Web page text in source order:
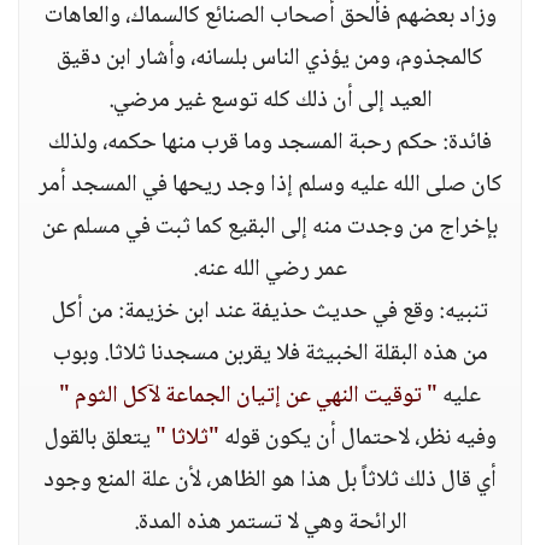
وزاد بعضهم فألحق أصحاب الصنائع كالسماك، والعاهات
كالمجذوم، ومن يؤذي الناس بلسانه، وأشار ابن دقيق
العيد إلى أن ذلك كله توسع غير مرضي.
فائدة: حكم رحبة المسجد وما قرب منها حكمه، ولذلك
كان صلى الله عليه وسلم إذا وجد ريحها في المسجد أمر
بإخراج من وجدت منه إلى البقيع كما ثبت في مسلم عن
عمر رضي الله عنه.
تنبيه: وقع في حديث حذيفة عند ابن خزيمة: من أكل
من هذه البقلة الخبيثة فلا يقربن مسجدنا ثلاثا. وبوب
عليه" توقيت النهي عن إتيان الجماعة لآكل الثوم "
وفيه نظر، لاحتمال أن يكون قوله"ثلاثا "يتعلق بالقول
أي قال ذلك ثلاثاً بل هذا هو الظاهر، لأن علة المنع وجود
الرائحة وهي لا تستمر هذه المدة.